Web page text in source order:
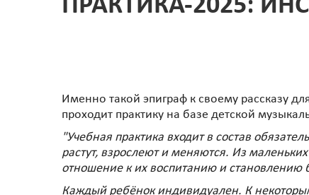
ПРАКТИКА-2025:
Именно такой эпиграф к своему рассказу
проходит практику на базе детской
"Учебная практика входит в состав
растут, взрослеют и меняются. Из
отношение к их воспитанию и становлению
Каждый ребёнок индивидуален. К